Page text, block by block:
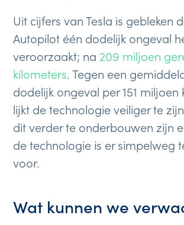
Uit cijfers van Tesla is gebleken
Autopilot één dodelijk ongeval
veroorzaakt; na 209 miljoen
kilometers. Tegen een
dodelijk ongeval per 151 miljoen
lijkt de technologie veiliger te
dit verder te onderbouwen zijn
de technologie is er simpelweg
voor.
Wat kunnen we